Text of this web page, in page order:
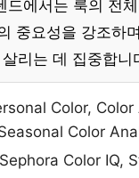
드에서는 룩의 전
중요성을 강조하
리는 데 집중합니
Color, Color
Color
Sephora Color IQ,